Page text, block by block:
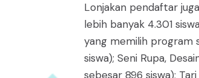
Lonjakan pendaftar
lebih banyak 4.301
yang memilih program
siswa); Seni Rupa,
sebesar 896 siswa);